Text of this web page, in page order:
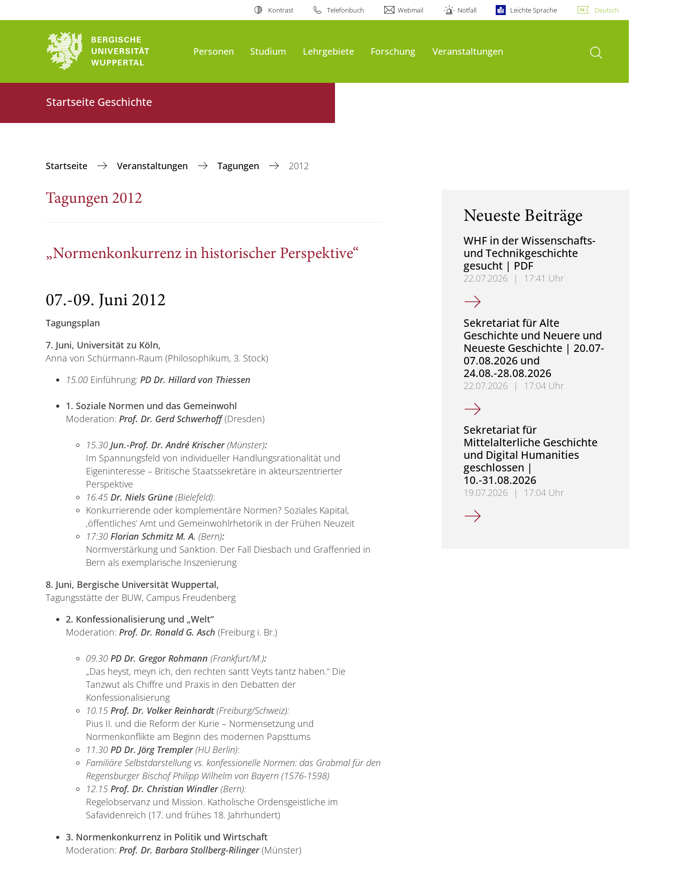
Kontrast Telefonbuch Webmail Notfall Leichte Sprache Deutsch
Personen Studium Lehrgebiete Forschung Veranstaltungen Suche öffnen
Startseite Geschichte
Startseite Veranstaltungen Tagungen 2012
Tagungen 2012
„Normenkonkurrenz in historischer Perspektive“
07.-09. Juni 2012
Tagungsplan
7. Juni, Universität zu Köln,
Anna von Schürmann-Raum (Philosophikum, 3. Stock)
15.00 Einführung: PD Dr. Hillard von Thiessen
1. Soziale Normen und das Gemeinwohl
Moderation: Prof. Dr. Gerd Schwerhoff(Dresden)
15.30 Jun.-Prof. Dr. André Krischer(Münster):
Im Spannungsfeld von individueller Handlungsrationalität und
Eigeninteresse – Britische Staatssekretäre in akteurszentrierter
Perspektive
16.45 Dr. Niels Grüne (Bielefeld):
Konkurrierende oder komplementäre Normen? Soziales Kapital,
‚öffentliches‘ Amt und Gemeinwohlrhetorik in der Frühen Neuzeit
17:30 Florian Schmitz M. A. (Bern):
Normverstärkung und Sanktion. Der Fall Diesbach und Graffenried in
Bern als exemplarische Inszenierung
8. Juni, Bergische Universität Wuppertal,
Tagungsstätte der BUW, Campus Freudenberg
2. Konfessionalisierung und „Welt“
Moderation: Prof. Dr. Ronald G. Asch (Freiburg i. Br.)
09.30 PD Dr. Gregor Rohmann (Frankfurt/M.):
„Das heyst, meyn ich, den rechten santt Veyts tantz haben.“ Die
Tanzwut als Chiffre und Praxis in den Debatten der
Konfessionalisierung
10.15 Prof. Dr. Volker Reinhardt(Freiburg/Schweiz):
Pius II. und die Reform der Kurie – Normensetzung und
Normenkonflikte am Beginn des modernen Papsttums
11.30 PD Dr. Jörg Trempler(HU Berlin):
Familiäre Selbstdarstellung vs. konfessionelle Normen: das Grabmal für den
Regensburger Bischof Philipp Wilhelm von Bayern (1576-1598)
12.15 Prof. Dr. Christian Windler(Bern):
Regelobservanz und Mission. Katholische Ordensgeistliche im
Safavidenreich (17. und frühes 18. Jahrhundert)
3. Normenkonkurrenz in Politik und Wirtschaft
Moderation: Prof. Dr. Barbara Stollberg-Rilinger(Münster)
Neueste Beiträge
WHF in der Wissenschafts-
und Technikgeschichte
gesucht | PDF
22.07.2026 |
17:41 Uhr
WHF in der Wissenschafts- und Technikgeschichte
Sekretariat für Alte
Geschichte und Neuere und
Neueste Geschichte | 20.07-
07.08.2026 und
24.08.-28.08.2026
22.07.2026 |
17:04 Uhr
Sekretariat für Alte Geschichte und Neuere und
Sekretariat für
Mittelalterliche Geschichte
und Digital Humanities
geschlossen |
10.-31.08.2026
19.07.2026 |
17:04 Uhr
Sekretariat für Mittelalterliche Geschichte und